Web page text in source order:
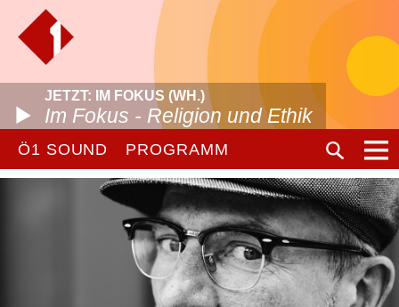
JETZT: IM FOKUS (WH.)
Im Fokus - Religion und Ethik
Ö1 SOUND PROGRAMM